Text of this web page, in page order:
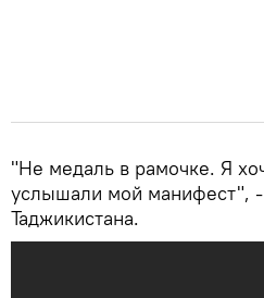
"Не медаль в рамочке. Я
услышали мой манифест", -
Таджикистана.